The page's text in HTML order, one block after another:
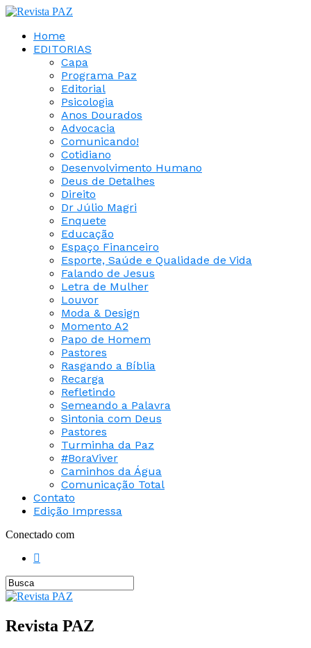
Home
EDITORIAS
Capa
Programa Paz
Editorial
Psicologia
Anos Dourados
Advocacia
Comunicando!
Cotidiano
Desenvolvimento Humano
Deus de Detalhes
Direito
Dr Júlio Magri
Enquete
Educação
Espaço Financeiro
Esporte, Saúde e Qualidade de Vida
Falando de Jesus
Letra de Mulher
Louvor
Moda & Design
Momento A2
Papo de Homem
Pastores
Rasgando a Bíblia
Recarga
Refletindo
Semeando a Palavra
Sintonia com Deus
Pastores
Turminha da Paz
#BoraViver
Caminhos da Água
Comunicação Total
Contato
Edição Impressa
Conectado com
Revista PAZ